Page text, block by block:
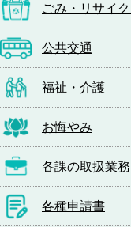
ごみ・リサイ
公共交通
福祉・介護
お悔やみ
各課の取扱業務
各種申請書